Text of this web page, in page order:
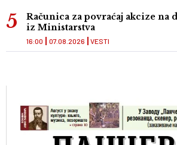
Računica za povraćaj akcize na
iz Ministarstva
VESTI
16:00 07.08.2026